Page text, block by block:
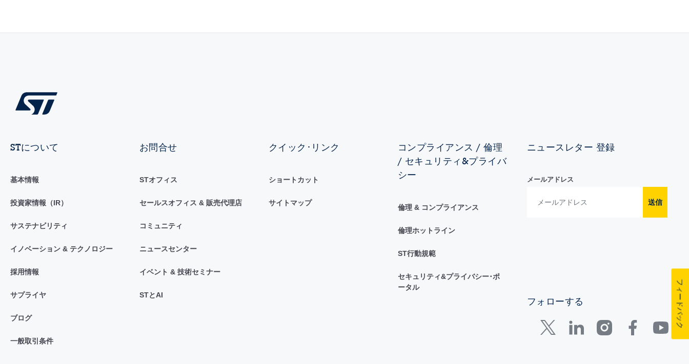
STについて
基本情報
投資家情報（IR）
サステナビリティ
イノベーション & テクノロジー
採用情報
サプライヤ
ブログ
一般取引条件
お問合せ
STオフィス
セールスオフィス & 販売代理店
コミュニティ
ニュースセンター
イベント & 技術セミナー
STとAI
クイック･リンク
ショートカット
サイトマップ
コンプライアンス / 倫理
/ セキュリティ&プライバ
シー
倫理 & コンプライアンス
倫理ホットライン
ST行動規範
セキュリティ&プライバシー･ポ
ータル
ニュースレター 登録
メールアドレス
送信
フォローする フィードバック